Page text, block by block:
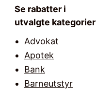
Se rabatter i
utvalgte kategorier
Advokat
Apotek
Bank
Barneutstyr